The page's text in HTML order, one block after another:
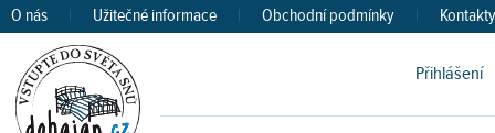
O nás | Užitečné informace | Obchodní podmínky | Kontakty
Přihlášení